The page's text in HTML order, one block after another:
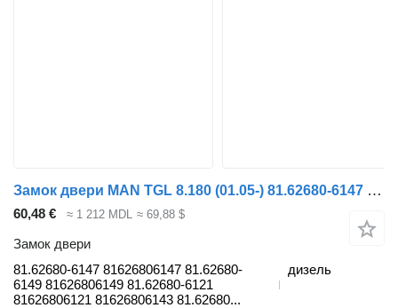
Замок двери MAN TGL 8.180 (01.05-) 81.62680-6147 для тягача MAN TGL, TGM, TGS, TGX (2005-2021)
60,48 € ≈ 1 212 MDL ≈ 69,88 $
Замок двери
81.62680-6147 81626806147 81.62680-
6149 81626806149 81.62680-6121
81626806121 81626806143 81.62680...
дизель